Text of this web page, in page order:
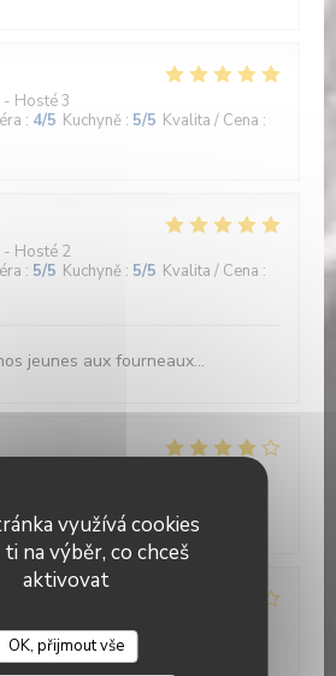
využívá cookies
ti na výběr, co chceš
aktivovat
OK, přijmout vše
Hosté 3
: 4/5 Kuchyně : 5/5 Kvalita / Cena :
Hosté 2
: 5/5 Kuchyně : 5/5 Kvalita / Cena :
jeunes aux fourneaux...
- Hosté 5
: 2/5 Kuchyně: